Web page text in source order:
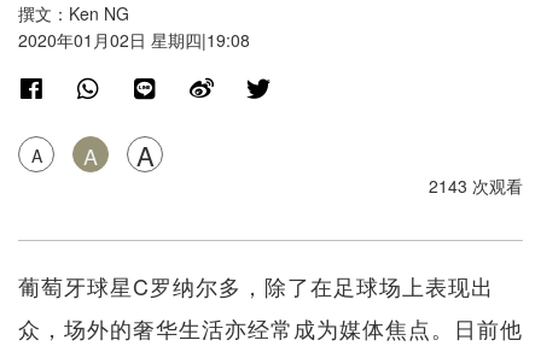
撰文：Ken NG
2020年01月02日 星期四|19:08
A A A
2143 次观看
葡萄牙球星C罗纳尔多，除了在足球场上表现出
众，场外的奢华生活亦经常成为媒体焦点。日前他